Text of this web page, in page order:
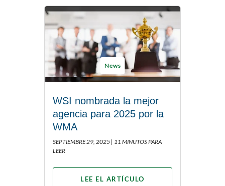
News
WSI nombrada la mejor
agencia para 2025 por la
WMA
SEPTIEMBRE 29, 2025 | 11 MINUTOS PARA
LEER
LEE EL ARTÍCULO